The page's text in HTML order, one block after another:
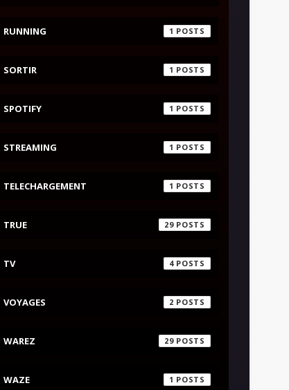
RUNNING 1
SORTIR 1
SPOTIFY 1
STREAMING 1
TELECHARGEMENT 1
TRUE 29
TV 4
VOYAGES 2
WAREZ 29
WAZE 1